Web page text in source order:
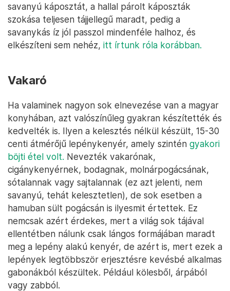
savanyú káposztát, a hallal párolt káposzták
szokása teljesen tájjellegű maradt, pedig a
savanykás íz jól passzol mindenféle halhoz, és
elkészíteni sem nehéz, itt írtunk róla korábban.
Vakaró
Ha valaminek nagyon sok elnevezése van a magyar
konyhában, azt valószínűleg gyakran készítették és
kedvelték is. Ilyen a kelesztés nélkül készült, 15-30
centi átmérőjű lepénykenyér, amely szintén gyakori
böjti étel volt. Nevezték vakarónak,
cigánykenyérnek, bodagnak, molnárpogácsának,
sótalannak vagy sajtalannak (ez azt jelenti, nem
savanyú, tehát kelesztetlen), de sok esetben a
hamuban sült pogácsán is ilyesmit értettek. Ez
nemcsak azért érdekes, mert a világ sok tájával
ellentétben nálunk csak lángos formájában maradt
meg a lepény alakú kenyér, de azért is, mert ezek a
lepények legtöbbször erjesztésre kevésbé alkalmas
gabonákból készültek. Például kölesből, árpából
vagy zabból.